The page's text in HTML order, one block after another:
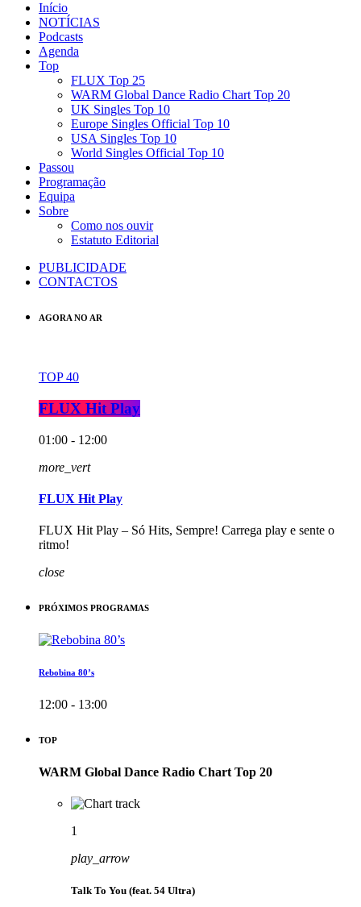
Início
NOTÍCIAS
Podcasts
Agenda
Top
FLUX Top 25
WARM Global Dance Radio Chart Top 20
UK Singles Top 10
Europe Singles Official Top 10
USA Singles Top 10
World Singles Official Top 10
Passou
Programação
Equipa
Sobre
Como nos ouvir
Estatuto Editorial
PUBLICIDADE
CONTACTOS
AGORA NO AR
TOP 40
FLUX Hit Play
01:00 - 12:00
more_vert
FLUX Hit Play
FLUX Hit Play – Só Hits, Sempre! Carrega play e sente o
ritmo!
close
PRÓXIMOS PROGRAMAS
Rebobina 80’s
12:00 - 13:00
TOP
WARM Global Dance Radio Chart Top 20
1
play_arrow
Talk To You (feat. 54 Ultra)